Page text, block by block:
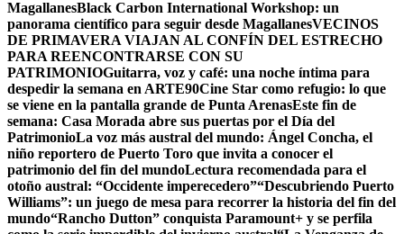
MagallanesBlack Carbon International Workshop: un
panorama científico para seguir desde MagallanesVECINOS
DE PRIMAVERA VIAJAN AL CONFÍN DEL ESTRECHO
PARA REENCONTRARSE CON SU
PATRIMONIOGuitarra, voz y café: una noche íntima para
despedir la semana en ARTE90Cine Star como refugio: lo que
se viene en la pantalla grande de Punta ArenasEste fin de
semana: Casa Morada abre sus puertas por el Día del
PatrimonioLa voz más austral del mundo: Ángel Concha, el
niño reportero de Puerto Toro que invita a conocer el
patrimonio del fin del mundoLectura recomendada para el
otoño austral: “Occidente imperecedero”“Descubriendo Puerto
Williams”: un juego de mesa para recorrer la historia del fin del
mundo“Rancho Dutton” conquista Paramount+ y se perfila